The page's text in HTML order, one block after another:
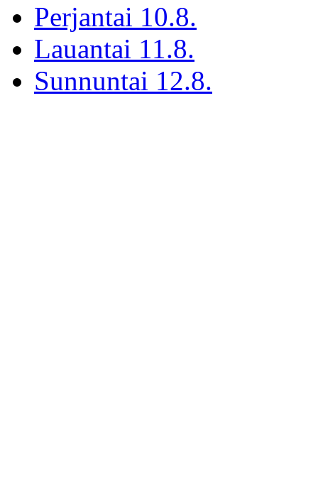
Perjantai 10.8.
Lauantai 11.8.
Sunnuntai 12.8.